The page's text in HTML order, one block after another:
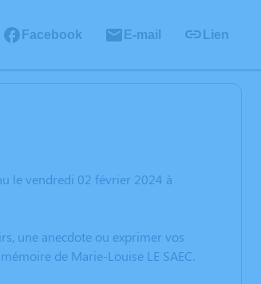
Facebook E-mail Lien
le vendredi 02 février 2024 à
une anecdote ou exprimer vos
de Marie-Louise LE SAEC.